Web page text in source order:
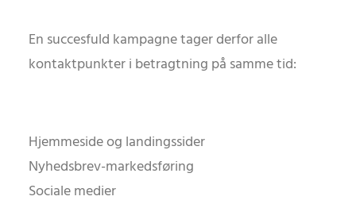
En succesfuld kampagne tager derfor alle
kontaktpunkter i betragtning på samme tid:
Hjemmeside og landingssider
Nyhedsbrev-markedsføring
Sociale medier